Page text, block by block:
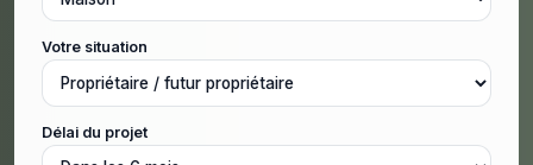
Votre situation
Délai du projet